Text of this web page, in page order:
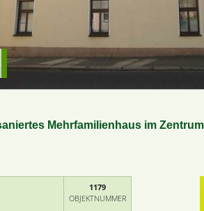
Mehrfamilienhaus im
1179
OBJEKTNUMMER